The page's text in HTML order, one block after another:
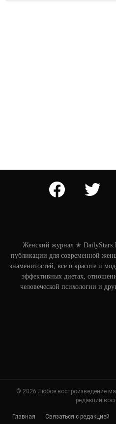
facebook twitter
Женский журнал ✭
публикации для современной
знаменитостей, все о красоте и
эффективных диетах,
человеческой психологии и
© 2026 Любое воспроизведение
редакции
Главная Связаться с редакцией